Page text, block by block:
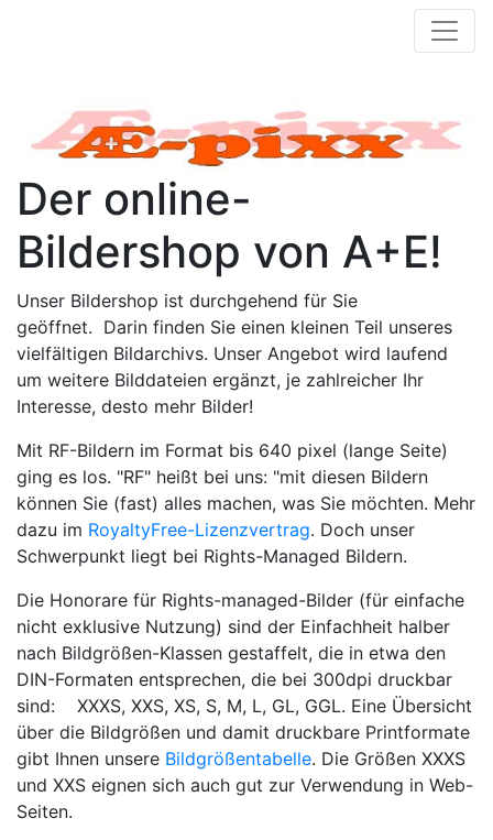
Der online-
Bildershop von A+E!
Unser Bildershop ist durchgehend für Sie
geöffnet. Darin finden Sie einen kleinen Teil unseres
vielfältigen Bildarchivs. Unser Angebot wird laufend
um weitere Bilddateien ergänzt, je zahlreicher Ihr
Interesse, desto mehr Bilder!
Mit RF-Bildern im Format bis 640 pixel (lange Seite)
ging es los. "RF" heißt bei uns: "mit diesen Bildern
können Sie (fast) alles machen, was Sie möchten. Mehr
dazu im RoyaltyFree-Lizenzvertrag. Doch unser
Schwerpunkt liegt bei Rights-Managed Bildern.
Die Honorare für Rights-managed-Bilder (für einfache
nicht exklusive Nutzung) sind der Einfachheit halber
nach Bildgrößen-Klassen gestaffelt, die in etwa den
DIN-Formaten entsprechen, die bei 300dpi druckbar
sind: XXXS, XXS, XS, S, M, L, GL, GGL. Eine Übersicht
über die Bildgrößen und damit druckbare Printformate
gibt Ihnen unsere Bildgrößentabelle. Die Größen XXXS
und XXS eignen sich auch gut zur Verwendung in Web-
Seiten.